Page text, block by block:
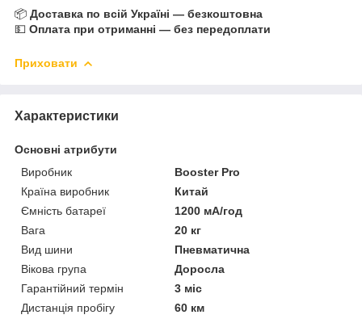
📦 Доставка по всій Україні — безкоштовна
💵 Оплата при отриманні — без передоплати
Приховати
Характеристики
Основні атрибути
Виробник
Booster Pro
Країна виробник
Китай
Ємність батареї
1200 мА/год
Вага
20 кг
Вид шини
Пневматична
Вікова група
Доросла
Гарантійний термін
3 міс
Дистанція пробігу
60 км